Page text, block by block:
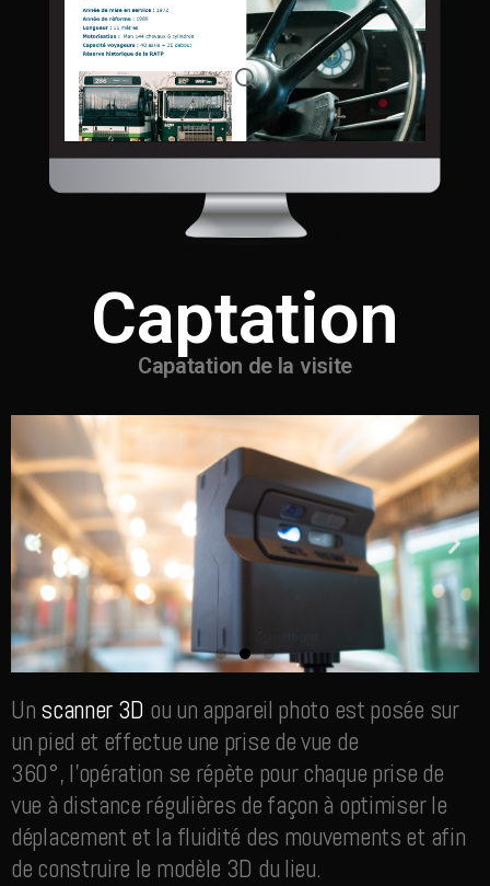
Captation
Capatation de la visite
Un scanner 3D ou un appareil photo est posée sur
un pied et effectue une prise de vue de
360°, l’opération se répète pour chaque prise de
vue à distance régulières de façon à optimiser le
déplacement et la fluidité des mouvements et afin
de construire le modèle 3D du lieu.